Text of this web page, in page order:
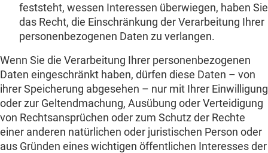
feststeht, wessen Interessen überwiegen, haben Sie
das Recht, die Einschränkung der Verarbeitung Ihrer
personenbezogenen Daten zu verlangen.
Wenn Sie die Verarbeitung Ihrer personenbezogenen
Daten eingeschränkt haben, dürfen diese Daten – von
ihrer Speicherung abgesehen – nur mit Ihrer Einwilligung
oder zur Geltendmachung, Ausübung oder Verteidigung
von Rechtsansprüchen oder zum Schutz der Rechte
einer anderen natürlichen oder juristischen Person oder
aus Gründen eines wichtigen öffentlichen Interesses der